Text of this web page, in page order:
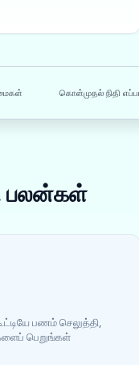
கொள்முதல் நிதி
பலன்கள்
பணம் செலுத்தி,
பெறுங்கள்